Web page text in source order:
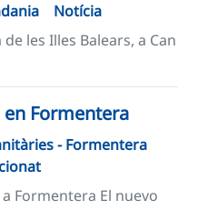
Notícia
les Illes Balears, a Can
Formentera
- Formentera
Formentera El nuevo